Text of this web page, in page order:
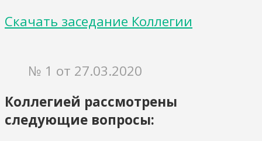
Скачать заседание Коллегии
№ 1 от 27.03.2020
Коллегией рассмотрены
следующие вопросы: